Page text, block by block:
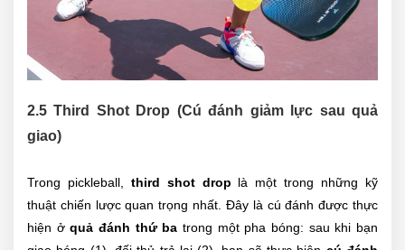
2.5 Third Shot Drop (Cú đánh giảm lực sau quả
giao)
Trong pickleball, third shot drop là một trong những kỹ
thuật chiến lược quan trọng nhất. Đây là cú đánh được thực
hiện ởquả đánh thứ ba trong một pha bóng: sau khi bạn